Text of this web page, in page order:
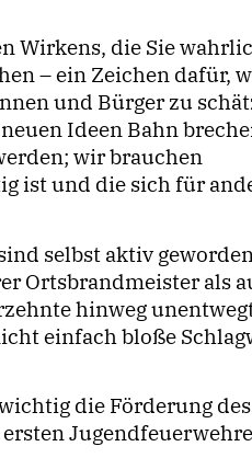
Wirkens, die Sie
– ein Zeichen dafür,
und Bürger zu
Ideen Bahn
wir brauchen
ist und die sich für
selbst aktiv
Ortsbrandmeister als
hinweg
einfach bloße
die Förderung des